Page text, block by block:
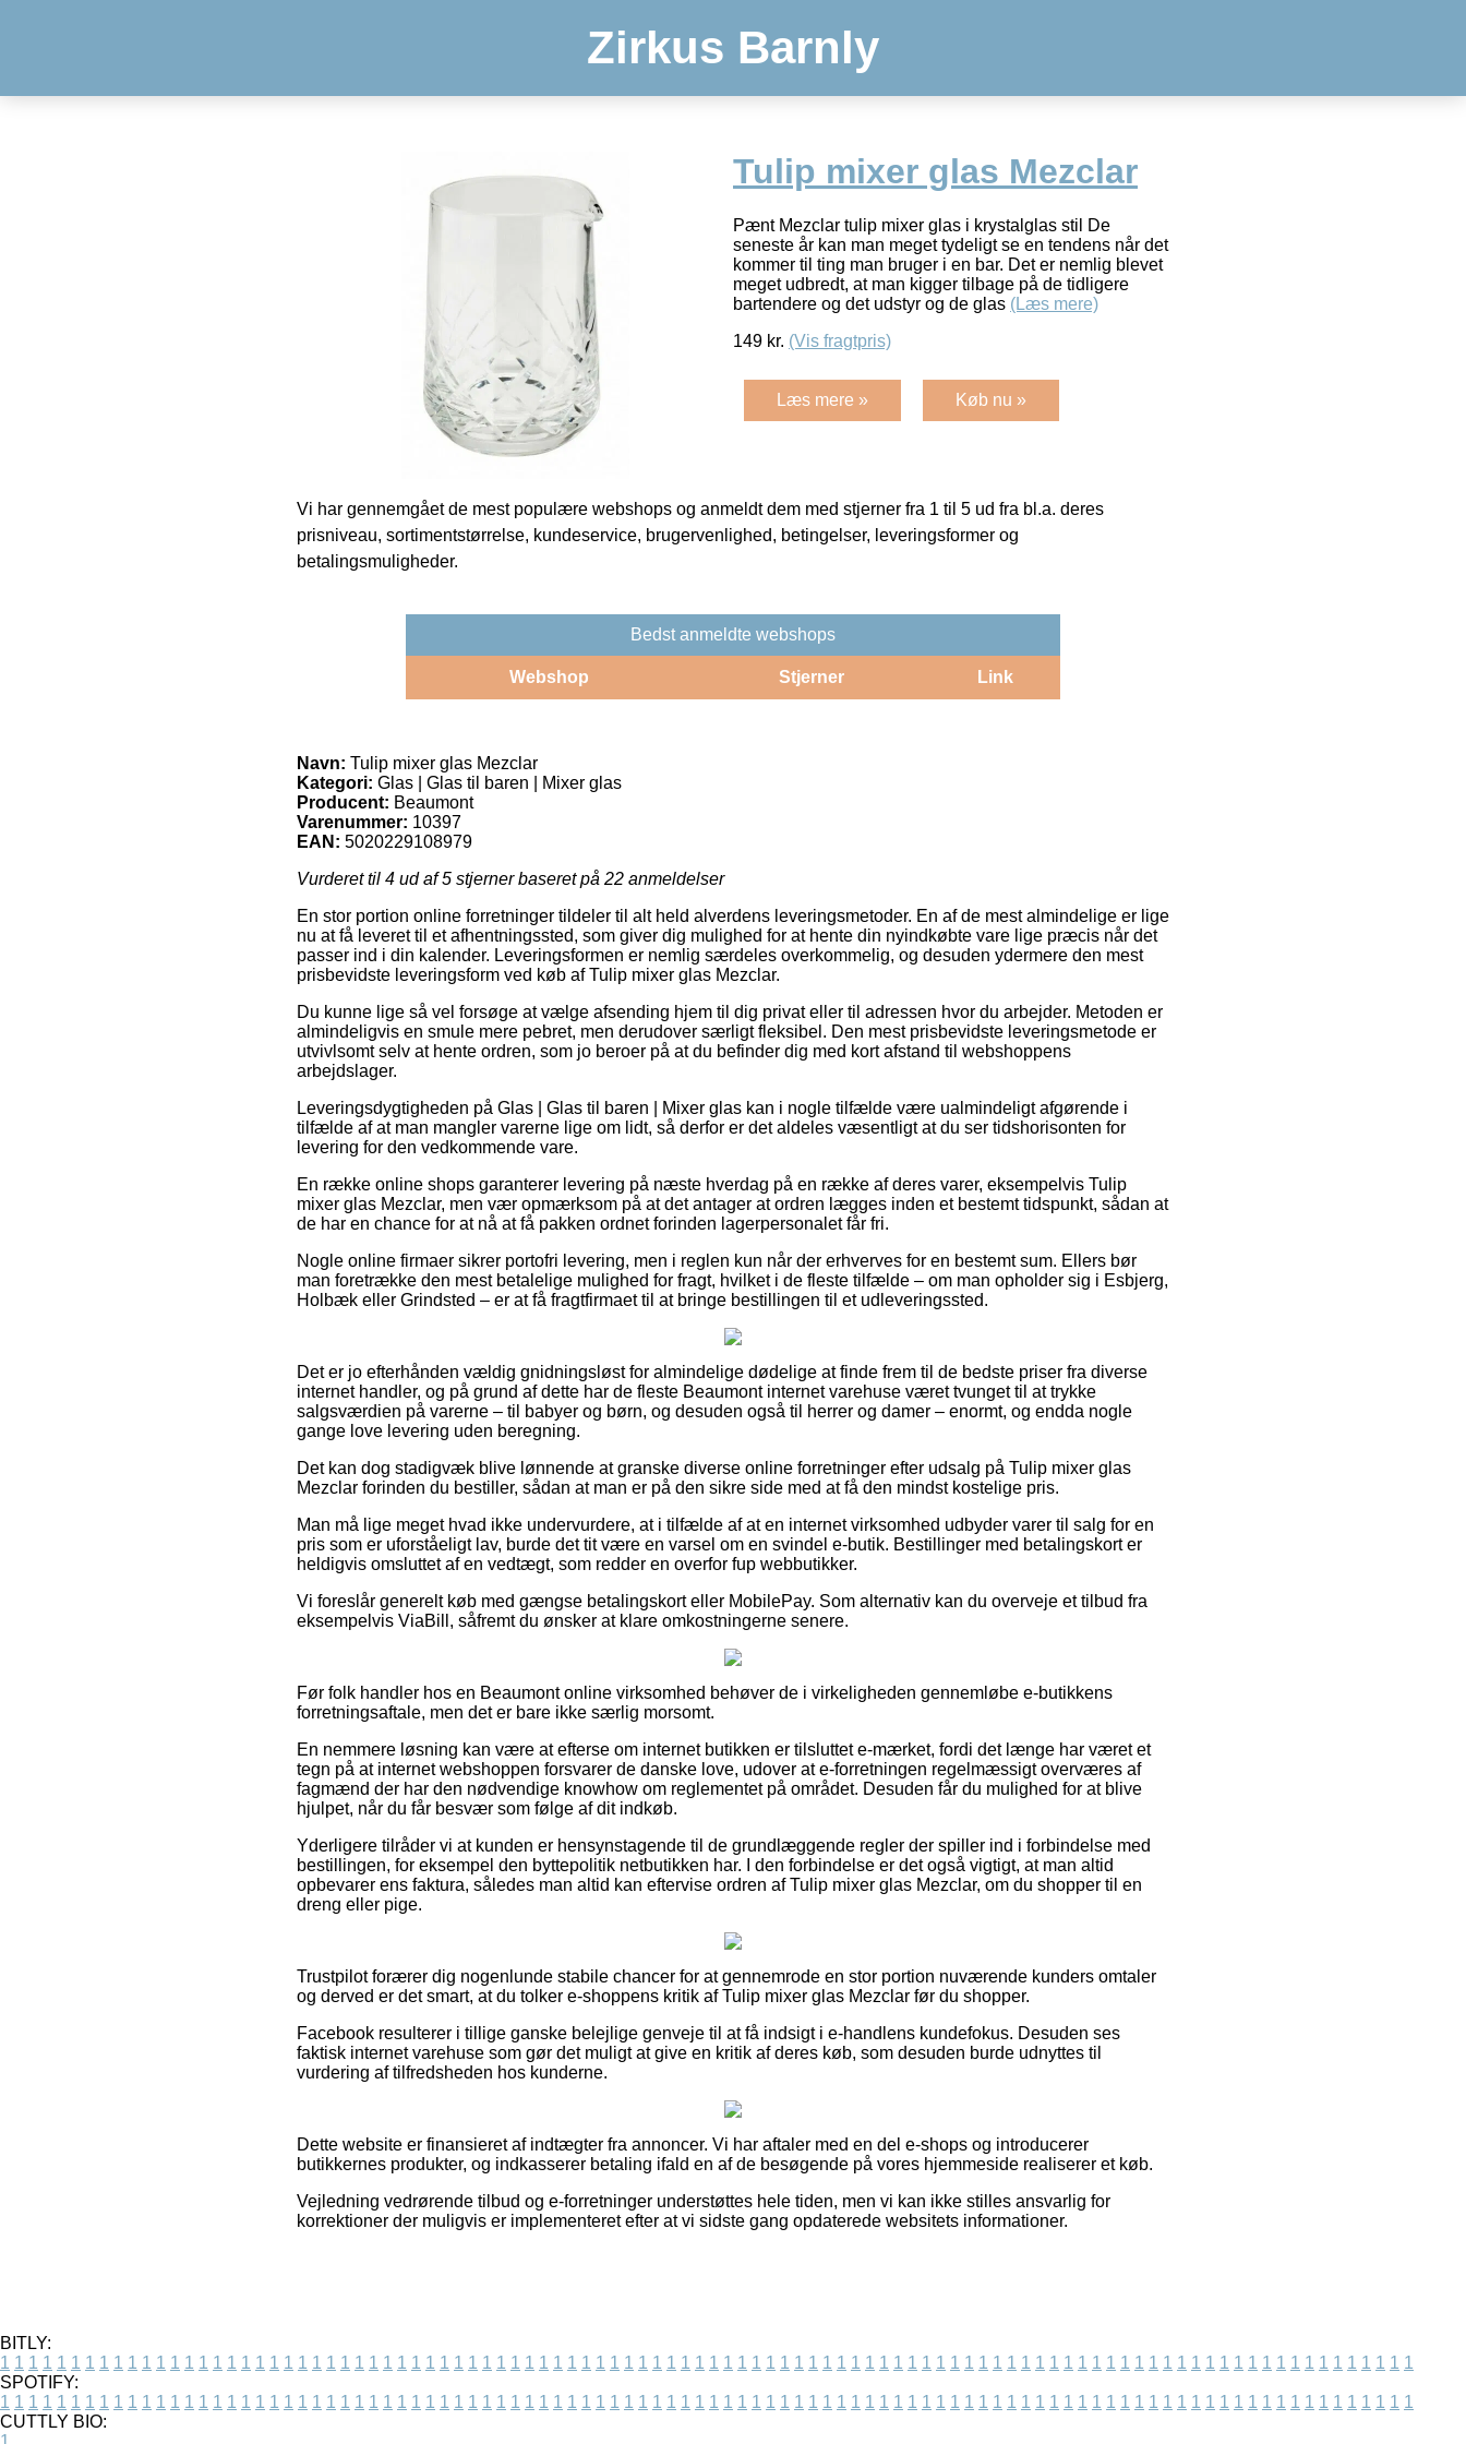
Zirkus Barnly
Tulip mixer glas Mezclar
Pænt Mezclar tulip mixer glas i krystalglas stil De
seneste år kan man meget tydeligt se en tendens når det
kommer til ting man bruger i en bar. Det er nemlig blevet
meget udbredt, at man kigger tilbage på de tidligere
bartendere og det udstyr og de glas (Læs mere)
149 kr. (Vis fragtpris)
Læs mere » Køb nu »
Vi har gennemgået de mest populære webshops og anmeldt dem med stjerner fra 1 til 5 ud fra bl.a. deres
prisniveau, sortimentstørrelse, kundeservice, brugervenlighed, betingelser, leveringsformer og
betalingsmuligheder.
Bedst anmeldte webshops
Webshop Stjerner Link
Navn: Tulip mixer glas Mezclar
Kategori: Glas | Glas til baren | Mixer glas
Producent: Beaumont
Varenummer: 10397
EAN: 5020229108979
Vurderet til 4 ud af 5 stjerner baseret på 22 anmeldelser
En stor portion online forretninger tildeler til alt held alverdens leveringsmetoder. En af de mest almindelige er lige
nu at få leveret til et afhentningssted, som giver dig mulighed for at hente din nyindkøbte vare lige præcis når det
passer ind i din kalender. Leveringsformen er nemlig særdeles overkommelig, og desuden ydermere den mest
prisbevidste leveringsform ved køb af Tulip mixer glas Mezclar.
Du kunne lige så vel forsøge at vælge afsending hjem til dig privat eller til adressen hvor du arbejder. Metoden er
almindeligvis en smule mere pebret, men derudover særligt fleksibel. Den mest prisbevidste leveringsmetode er
utvivlsomt selv at hente ordren, som jo beroer på at du befinder dig med kort afstand til webshoppens
arbejdslager.
Leveringsdygtigheden på Glas | Glas til baren | Mixer glas kan i nogle tilfælde være ualmindeligt afgørende i
tilfælde af at man mangler varerne lige om lidt, så derfor er det aldeles væsentligt at du ser tidshorisonten for
levering for den vedkommende vare.
En række online shops garanterer levering på næste hverdag på en række af deres varer, eksempelvis Tulip
mixer glas Mezclar, men vær opmærksom på at det antager at ordren lægges inden et bestemt tidspunkt, sådan at
de har en chance for at nå at få pakken ordnet forinden lagerpersonalet får fri.
Nogle online firmaer sikrer portofri levering, men i reglen kun når der erhverves for en bestemt sum. Ellers bør
man foretrække den mest betalelige mulighed for fragt, hvilket i de fleste tilfælde – om man opholder sig i Esbjerg,
Holbæk eller Grindsted – er at få fragtfirmaet til at bringe bestillingen til et udleveringssted.
Det er jo efterhånden vældig gnidningsløst for almindelige dødelige at finde frem til de bedste priser fra diverse
internet handler, og på grund af dette har de fleste Beaumont internet varehuse været tvunget til at trykke
salgsværdien på varerne – til babyer og børn, og desuden også til herrer og damer – enormt, og endda nogle
gange love levering uden beregning.
Det kan dog stadigvæk blive lønnende at granske diverse online forretninger efter udsalg på Tulip mixer glas
Mezclar forinden du bestiller, sådan at man er på den sikre side med at få den mindst kostelige pris.
Man må lige meget hvad ikke undervurdere, at i tilfælde af at en internet virksomhed udbyder varer til salg for en
pris som er uforståeligt lav, burde det tit være en varsel om en svindel e-butik. Bestillinger med betalingskort er
heldigvis omsluttet af en vedtægt, som redder en overfor fup webbutikker.
Vi foreslår generelt køb med gængse betalingskort eller MobilePay. Som alternativ kan du overveje et tilbud fra
eksempelvis ViaBill, såfremt du ønsker at klare omkostningerne senere.
Før folk handler hos en Beaumont online virksomhed behøver de i virkeligheden gennemløbe e-butikkens
forretningsaftale, men det er bare ikke særlig morsomt.
En nemmere løsning kan være at efterse om internet butikken er tilsluttet e-mærket, fordi det længe har været et
tegn på at internet webshoppen forsvarer de danske love, udover at e-forretningen regelmæssigt overværes af
fagmænd der har den nødvendige knowhow om reglementet på området. Desuden får du mulighed for at blive
hjulpet, når du får besvær som følge af dit indkøb.
Yderligere tilråder vi at kunden er hensynstagende til de grundlæggende regler der spiller ind i forbindelse med
bestillingen, for eksempel den byttepolitik netbutikken har. I den forbindelse er det også vigtigt, at man altid
opbevarer ens faktura, således man altid kan eftervise ordren af Tulip mixer glas Mezclar, om du shopper til en
dreng eller pige.
Trustpilot forærer dig nogenlunde stabile chancer for at gennemrode en stor portion nuværende kunders omtaler
og derved er det smart, at du tolker e-shoppens kritik af Tulip mixer glas Mezclar før du shopper.
Facebook resulterer i tillige ganske belejlige genveje til at få indsigt i e-handlens kundefokus. Desuden ses
faktisk internet varehuse som gør det muligt at give en kritik af deres køb, som desuden burde udnyttes til
vurdering af tilfredsheden hos kunderne.
Dette website er finansieret af indtægter fra annoncer. Vi har aftaler med en del e-shops og introducerer
butikkernes produkter, og indkasserer betaling ifald en af de besøgende på vores hjemmeside realiserer et køb.
Vejledning vedrørende tilbud og e-forretninger understøttes hele tiden, men vi kan ikke stilles ansvarlig for
korrektioner der muligvis er implementeret efter at vi sidste gang opdaterede websitets informationer.
BITLY:
1 1 1 1 1 1 1 1 1 1 1 1 1 1 1 1 1 1 1 1 1 1 1 1 1 1 1 1 1 1 1 1 1 1 1 1 1 1 1 1 1 1 1 1 1 1 1 1 1 1 1 1 1 1 1 1 1 1 1 1 1 1 1 1 1 1 1 1 1 1 1 1 1 1 1 1 1 1 1 1 1 1 1 1 1 1 1 1 1 1 1 1 1 1 1 1 1 1 1 1
SPOTIFY:
1 1 1 1 1 1 1 1 1 1 1 1 1 1 1 1 1 1 1 1 1 1 1 1 1 1 1 1 1 1 1 1 1 1 1 1 1 1 1 1 1 1 1 1 1 1 1 1 1 1 1 1 1 1 1 1 1 1 1 1 1 1 1 1 1 1 1 1 1 1 1 1 1 1 1 1 1 1 1 1 1 1 1 1 1 1 1 1 1 1 1 1 1 1 1 1 1 1 1 1
CUTTLY BIO: